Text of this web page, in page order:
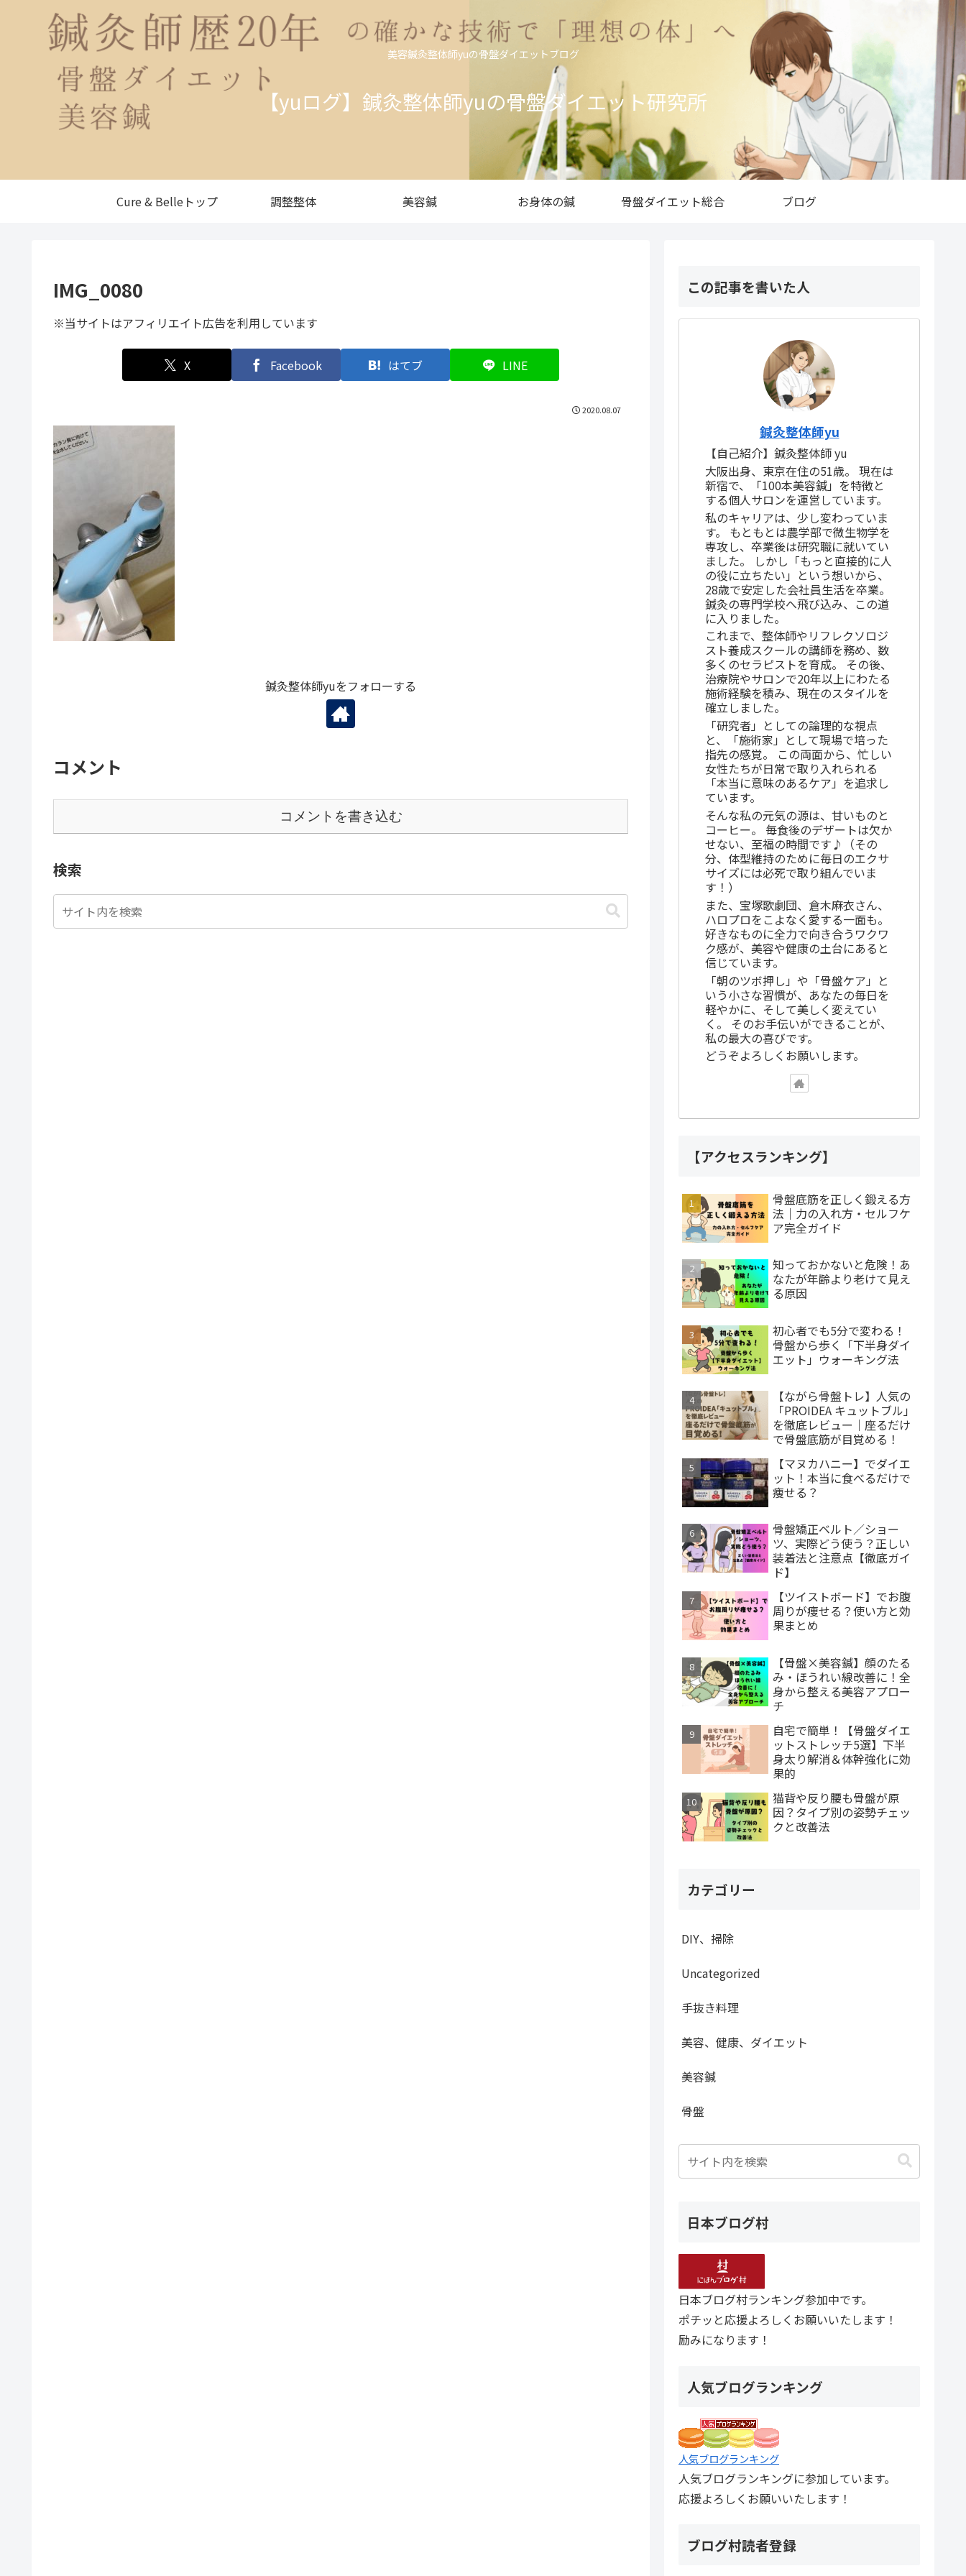
美容鍼灸整体師yuの骨盤ダイエットブログ
【yuログ】鍼灸整体師yuの骨盤ダイエット研究所
Cure & Belleトップ 調整整体 美容鍼 お身体の鍼 骨盤ダイエット総合 ブログ
IMG_0080
※当サイトはアフィリエイト広告を利用しています
X Facebook はてブ LINE
2020.08.07
鍼灸整体師yuをフォローする
コメント
コメントを書き込む
検索
この記事を書いた人
鍼灸整体師yu
【自己紹介】鍼灸整体師 yu
大阪出身、東京在住の51歳。 現在は
新宿で、「100本美容鍼」を特徴と
する個人サロンを運営しています。
私のキャリアは、少し変わっていま
す。 もともとは農学部で微生物学を
専攻し、卒業後は研究職に就いてい
ました。 しかし「もっと直接的に人
の役に立ちたい」という想いから、
28歳で安定した会社員生活を卒業。
鍼灸の専門学校へ飛び込み、この道
に入りました。
これまで、整体師やリフレクソロジ
スト養成スクールの講師を務め、数
多くのセラピストを育成。 その後、
治療院やサロンで20年以上にわたる
施術経験を積み、現在のスタイルを
確立しました。
「研究者」としての論理的な視点
と、「施術家」として現場で培った
指先の感覚。 この両面から、忙しい
女性たちが日常で取り入れられる
「本当に意味のあるケア」を追求し
ています。
そんな私の元気の源は、甘いものと
コーヒー。 毎食後のデザートは欠か
せない、至福の時間です♪（その
分、体型維持のために毎日のエクサ
サイズには必死で取り組んでいま
す！）
また、宝塚歌劇団、倉木麻衣さん、
ハロプロをこよなく愛する一面も。
好きなものに全力で向き合うワクワ
ク感が、美容や健康の土台にあると
信じています。
「朝のツボ押し」や「骨盤ケア」と
いう小さな習慣が、あなたの毎日を
軽やかに、そして美しく変えてい
く。 そのお手伝いができることが、
私の最大の喜びです。
どうぞよろしくお願いします。
【アクセスランキング】
骨盤底筋を正しく鍛える方
法｜力の入れ方・セルフケ
ア完全ガイド
知っておかないと危険！あ
なたが年齢より老けて見え
る原因
初心者でも5分で変わる！
骨盤から歩く「下半身ダイ
エット」ウォーキング法
【ながら骨盤トレ】人気の
「PROIDEA キュットブル」
を徹底レビュー｜座るだけ
で骨盤底筋が目覚める！
【マヌカハニー】でダイエ
ット！本当に食べるだけで
痩せる？
骨盤矯正ベルト／ショー
ツ、実際どう使う？正しい
装着法と注意点【徹底ガイ
ド】
【ツイストボード】でお腹
周りが痩せる？使い方と効
果まとめ
【骨盤×美容鍼】顔のたる
み・ほうれい線改善に！全
身から整える美容アプロー
チ
自宅で簡単！【骨盤ダイエ
ットストレッチ5選】下半
身太り解消＆体幹強化に効
果的
猫背や反り腰も骨盤が原
因？タイプ別の姿勢チェッ
クと改善法
カテゴリー
DIY、掃除
Uncategorized
手抜き料理
美容、健康、ダイエット
美容鍼
骨盤
日本ブログ村
日本ブログ村ランキング参加中です。
ポチッと応援よろしくお願いいたします！
励みになります！
人気ブログランキング
人気ブログランキング
人気ブログランキングに参加しています。
応援よろしくお願いいたします！
ブログ村読者登録